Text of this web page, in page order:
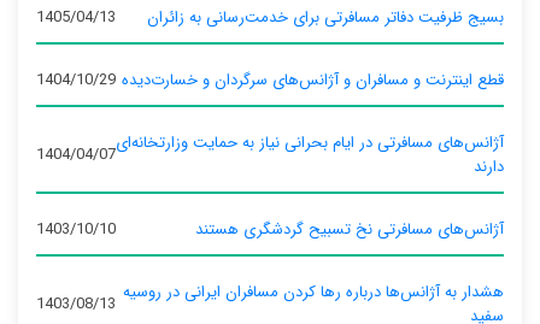
بسیج ظرفیت دفاتر مسافرتی برای خدمت‌رسانی به زائران 1405/04/13
قطع اینترنت و مسافران و آژانس‌های سرگردان و خسارت‌دیده 1404/10/29
آژانس‌های مسافرتی در ایام بحرانی نیاز به حمایت وزارتخانه‌ای
دارند
1404/04/07
آژانس‌های مسافرتی نخ تسبیح گردشگری هستند 1403/10/10
هشدار به آژانس‌ها درباره رها کردن مسافران ایرانی در روسیه
سفید
1403/08/13